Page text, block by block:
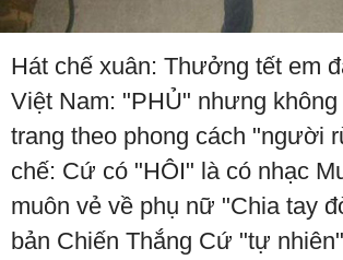
Hát chế xuân: Thưởng tết em
Việt Nam: "PHỦ" nhưng
trang theo phong cách "người
chế: Cứ có "HÔI" là có nhạc
muôn vẻ về phụ nữ "Chia tay
bản Chiến Thắng Cứ "tự